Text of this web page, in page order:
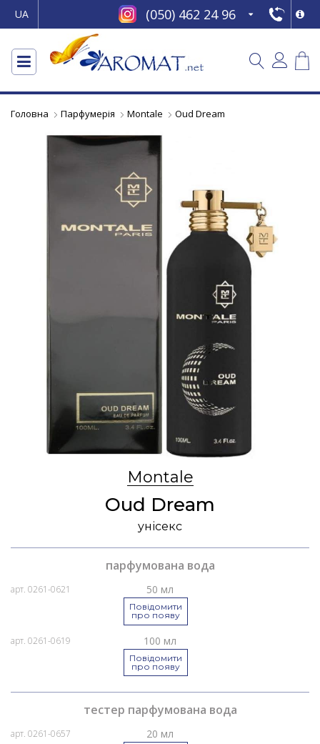
UA (050) 462 24 96
Головна Парфумерія Montale Oud Dream
Montale
Oud Dream
унісекс
парфумована вода
арт. 0261-0621 50 мл
Повідомити
про появу
арт. 0261-0619 100 мл
Повідомити
про появу
тестер парфумована вода
арт. 0261-0657 20 мл